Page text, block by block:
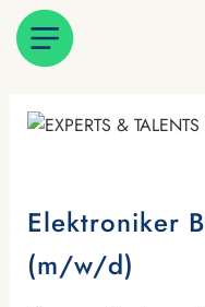
Elektroniker
(m/w/d)